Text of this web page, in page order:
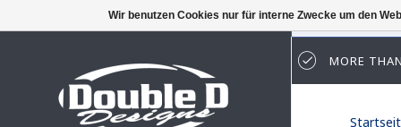
Results found (0)
MORE
Wir benutzen Cookies nur für interne Zwecke um den